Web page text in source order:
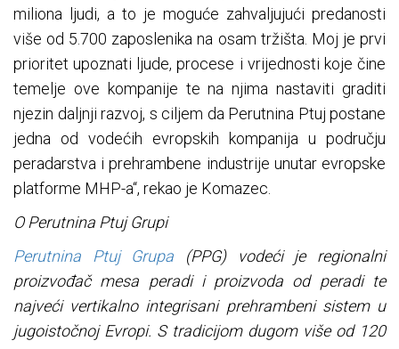
miliona ljudi, a to je moguće zahvaljujući predanosti
više od 5.700 zaposlenika na osam tržišta. Moj je prvi
prioritet upoznati ljude, procese i vrijednosti koje čine
temelje ove kompanije te na njima nastaviti graditi
njezin daljnji razvoj, s ciljem da Perutnina Ptuj postane
jedna od vodećih evropskih kompanija u području
peradarstva i prehrambene industrije unutar evropske
platforme MHP-a“, rekao je Komazec.
O Perutnina Ptuj Grupi
Perutnina Ptuj Grupa (PPG) vodeći je regionalni
proizvođač mesa peradi i proizvoda od peradi te
najveći vertikalno integrisani prehrambeni sistem u
jugoistočnoj Evropi. S tradicijom dugom više od 120